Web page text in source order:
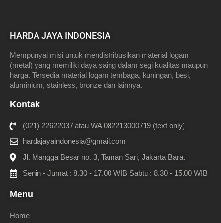
HARDA JAYA INDONESIA
Mempunyai misi untuk mendistribusikan material logam
(metal) yang memiliki daya saing dalam segi kualitas maupun
harga. Tersedia material logam tembaga, kuningan, besi,
aluminium, stainless, bronze dan lainnya.
Kontak
(021) 22622037 atau WA 082213000719 (text only)
hardajayaindonesia@gmail.com
Jl. Mangga Besar no. 3, Taman Sari, Jakarta Barat
Senin - Jumat : 8.30 - 17.00 WIB Sabtu : 8.30 - 15.00 WIB
Menu
Home